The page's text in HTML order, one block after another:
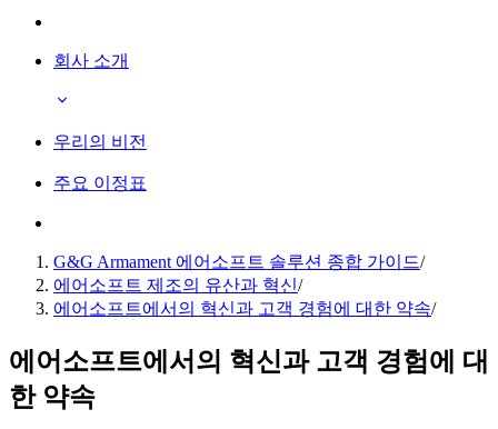
회사 소개
우리의 비전
주요 이정표
G&G Armament 에어소프트 솔루션 종합 가이드/
에어소프트 제조의 유산과 혁신/
에어소프트에서의 혁신과 고객 경험에 대한 약속/
에어소프트에서의 혁신과 고객 경험에 대
한 약속